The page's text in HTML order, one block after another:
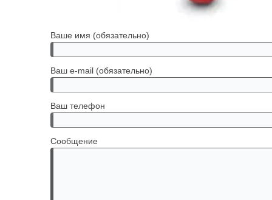
Ваше имя (обязательно)
Ваш e-mail (обязательно)
Ваш телефон
Сообщение